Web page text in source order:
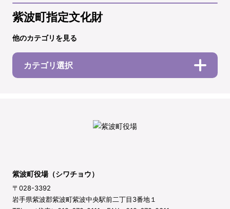
紫波町指定文化財
他のカテゴリを見る
カテゴリ選択
紫波町役場（シワチョウ）
〒028-3392
岩手県紫波郡紫波町紫波中央駅前二丁目3番地１